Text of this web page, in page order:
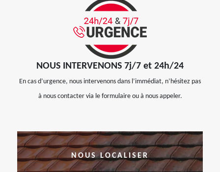
NOUS INTERVENONS 7j/7 et 24h/24
En cas d’urgence, nous intervenons dans l’immédiat, n’hésitez pas
à nous contacter via le formulaire ou à nous appeler.
NOUS LOCALISER